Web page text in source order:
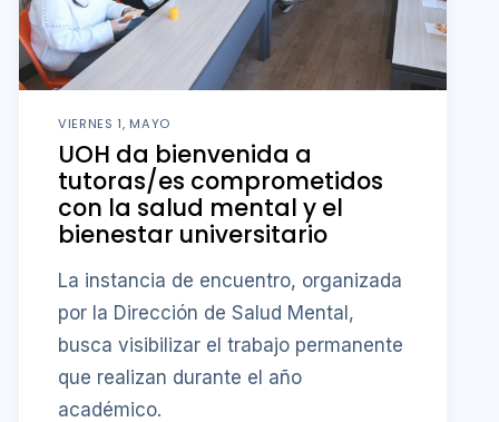
VIERNES 1, MAYO
UOH da bienvenida a
tutoras/es comprometidos
con la salud mental y el
bienestar universitario
La instancia de encuentro, organizada
por la Dirección de Salud Mental,
busca visibilizar el trabajo permanente
que realizan durante el año
académico.